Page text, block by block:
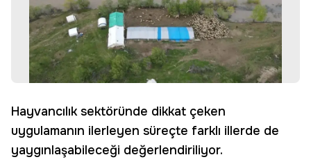
Hayvancılık sektöründe dikkat çeken
uygulamanın ilerleyen süreçte farklı illerde de
yaygınlaşabileceği değerlendiriliyor.